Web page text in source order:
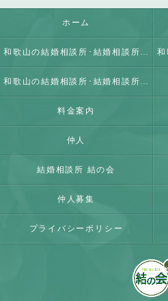
ホーム
和歌山の結婚相談所･結婚相談所 結の会の口コミ情報
和歌山の結婚相談所･結婚相談所 結の会のお客様の声
料金案内
仲人
結婚相談所 結の会
仲人募集
プライバシーポリシー